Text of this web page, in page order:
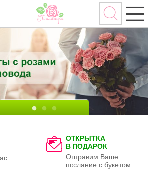
ОТКРЫТКА
В ПОДАРОК
Отправим Ваше
послание с букетом